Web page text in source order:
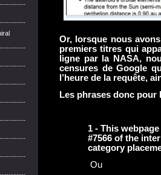
Or, lorsque nous
premiers titres qui
ligne par la NASA,
censures de Google
l’heure de la requête,
Les phrases donc pour
1 -This
#7566 of the
category
Ou